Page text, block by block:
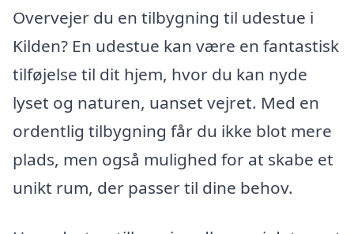
Overvejer du en tilbygning til udestue i
Kilden? En udestue kan være en fantastisk
tilføjelse til dit hjem, hvor du kan nyde
lyset og naturen, uanset vejret. Med en
ordentlig tilbygning får du ikke blot mere
plads, men også mulighed for at skabe et
unikt rum, der passer til dine behov.